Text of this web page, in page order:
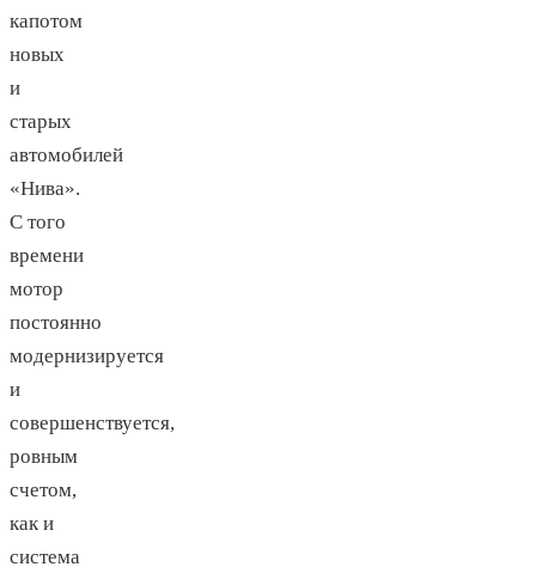
капотом
новых
и
старых
автомобилей
«Нива».
С того
времени
мотор
постоянно
модернизируется
и
совершенствуется,
ровным
счетом,
как и
система